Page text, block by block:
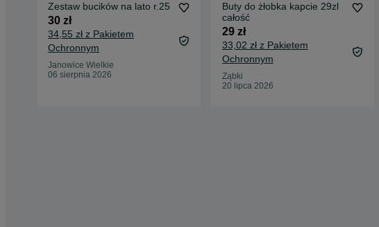
Zestaw bucików na lato r.25
30 zł
34,55 zł z Pakietem
Ochronnym
Janowice Wielkie
06 sierpnia 2026
Buty do żłobka kapcie 29zl
całość
29 zł
33,02 zł z Pakietem
Ochronnym
Ząbki
20 lipca 2026